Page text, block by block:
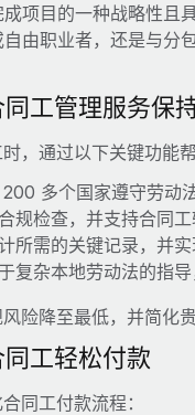
项目的一种战略性且
由职业者，还是与分
工管理服务保
，通过以下关键功能
多个国家遵守劳动
规检查，并支持合同工
所需的关键记录，并实
复杂本地劳动法的指导
险降至最低，并简化
工轻松付款
同工付款流程：